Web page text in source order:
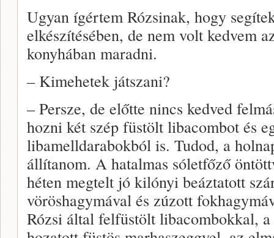
Ugyan ígértem Rózsinak, hogy
elkészítésében, de nem volt kedvem
konyhában maradni.
– Kimehetek játszani?
– Persze, de előtte nincs kedved
hozni két szép füstölt libacombot és
libamelldarabokból is. Tudod, a
állítanom. A hatalmas sóletfőző
héten megtelt jó kilónyi beáztatott
vöröshagymával és zúzott
Rózsi által felfüstölt libacombokkal,